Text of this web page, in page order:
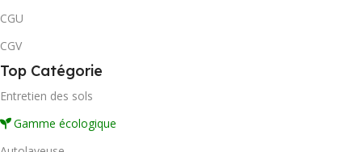
CGU
CGV
Top Catégorie
Entretien des sols
Gamme écologique